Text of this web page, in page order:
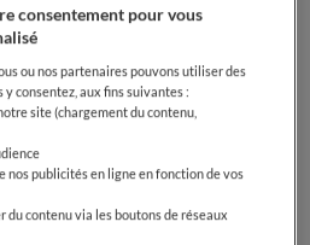
France
consentement pour vous
ou nos partenaires pouvons utiliser des
consentez, aux fins suivantes :
site (chargement du contenu,
nos publicités en ligne en fonction de vos
contenu via les boutons de réseaux